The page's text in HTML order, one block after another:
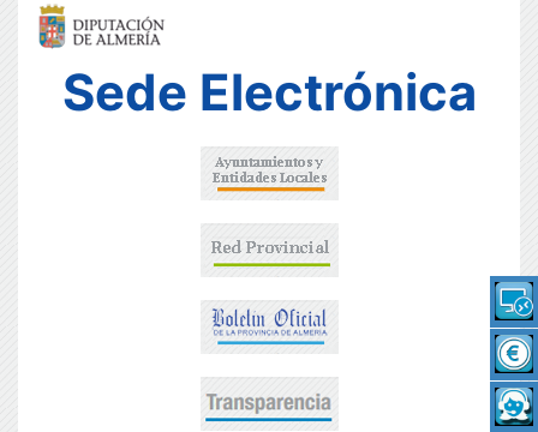
Sede Electrónica